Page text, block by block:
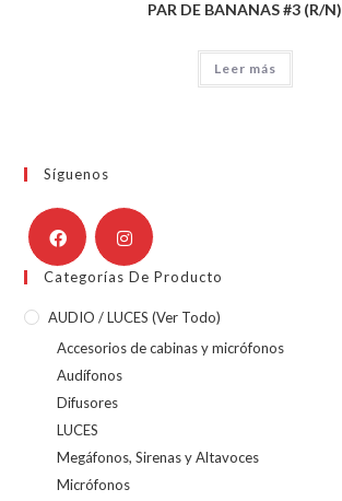
PAR DE BANANAS #3 (R/N)
Leer más
Síguenos
Categorías De Producto
AUDIO / LUCES (ver Todo)
Accesorios de cabinas y micrófonos
Audífonos
Difusores
LUCES
Megáfonos, Sirenas y Altavoces
Micrófonos